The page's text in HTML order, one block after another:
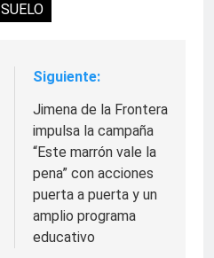
SUELO
Siguiente:
Jimena de la Frontera
impulsa la campaña
“Este marrón vale la
pena” con acciones
puerta a puerta y un
amplio programa
educativo